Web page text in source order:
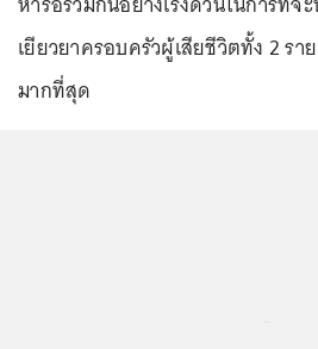
เยียวยาครอบครัวผู้เสียชีวิตทั้ง 2 รา
มากที่สุด